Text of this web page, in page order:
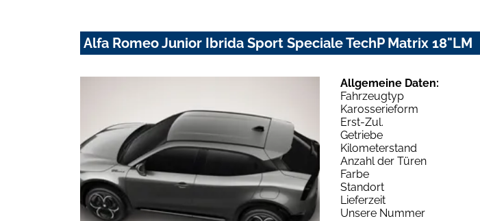
Alfa Romeo Junior Ibrida Sport Speciale TechP Matrix 18"LM
Allgemeine Daten:
Fahrzeugtyp
Karosserieform
Erst-Zul.
Getriebe
Kilometerstand
Anzahl der Türen
Farbe
Standort
Lieferzeit
Unsere Nummer